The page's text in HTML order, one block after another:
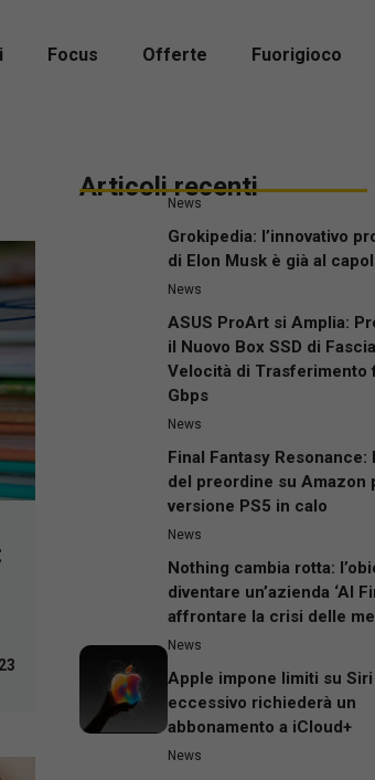
Focus Offerte Fuorigioco
Articoli recenti
News
Grokipedia: l’innovativo
di Elon Musk è già al
News
ASUS ProArt si Amplia:
il Nuovo Box SSD di
Velocità di Trasferimento
Gbps
News
Final Fantasy Resonance:
del preordine su Amazon
versione PS5 in calo
News
Nothing cambia rotta:
diventare un’azienda ‘AI
affrontare la crisi delle
News
Apple impone limiti su Siri
eccessivo richiederà un
abbonamento a iCloud+
News